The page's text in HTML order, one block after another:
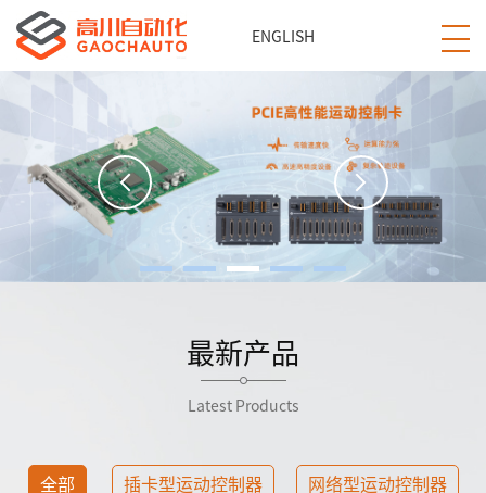
ENGLISH
最新产品
Latest Products
全部 插卡型运动控制器 网络型运动控制器